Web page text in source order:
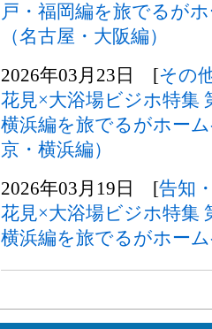
戸・福岡編を旅でるが
（名古屋・大阪編）
2026年03月23日 [その
花見×大浴場ビジホ特集
横浜編を旅でるがホー
京・横浜編）
2026年03月19日 [告知
花見×大浴場ビジホ特集
横浜編を旅でるがホー